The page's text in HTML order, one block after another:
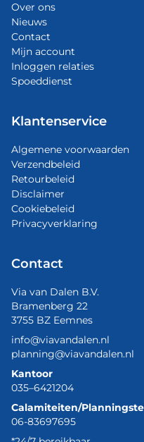
Over ons
Nieuws
Contact
Mijn account
Inloggen relaties
Spoeddienst
Klantenservice
Algemene voorwaarden
Verzendbeleid
Retourbeleid
Disclaimer
Cookiebeleid
Privacyverklaring
Contact
Via van Dalen B.V.
Bramenberg 22
3755 BZ Eemnes
info@viavandalen.nl
planning@viavandalen.nl
Kantoor
035–6421204
Calamiteiten/
06-83697695